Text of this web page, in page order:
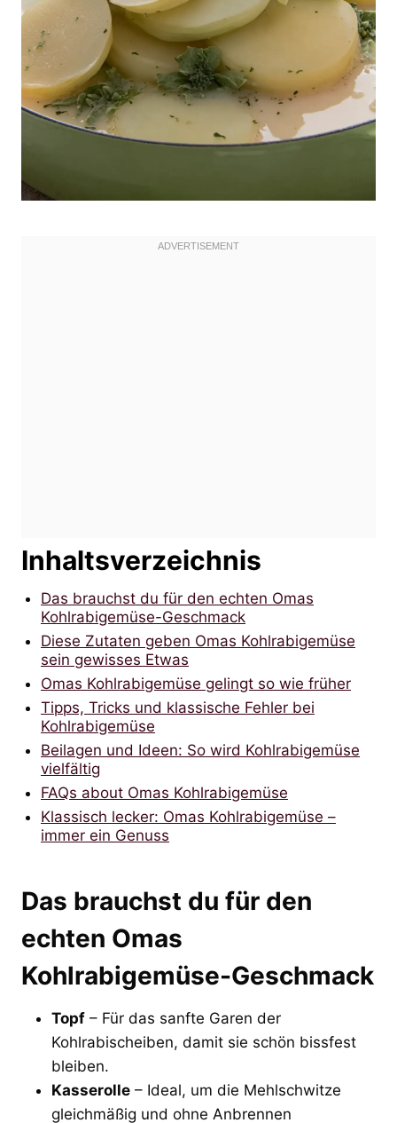
Inhaltsverzeichnis
Das brauchst du für den echten Omas
Kohlrabigemüse-Geschmack
Diese Zutaten geben Omas Kohlrabigemüse
sein gewisses Etwas
Omas Kohlrabigemüse gelingt so wie früher
Tipps, Tricks und klassische Fehler bei
Kohlrabigemüse
Beilagen und Ideen: So wird Kohlrabigemüse
vielfältig
FAQs about Omas Kohlrabigemüse
Klassisch lecker: Omas Kohlrabigemüse –
immer ein Genuss
Das brauchst du für den
echten Omas
Kohlrabigemüse-Geschmack
Topf – Für das sanfte Garen der
Kohlrabischeiben, damit sie schön bissfest
bleiben.
Kasserolle – Ideal, um die Mehlschwitze
gleichmäßig und ohne Anbrennen